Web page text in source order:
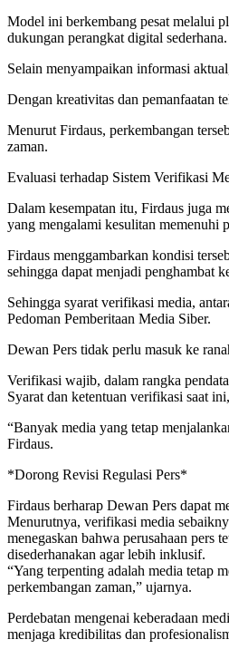
Model ini berkembang pesat melalui
dukungan perangkat digital sederhana.
Selain menyampaikan informasi
Dengan kreativitas dan pemanfaatan
Menurut Firdaus, perkembangan
zaman.
Evaluasi terhadap Sistem Verifikasi
Dalam kesempatan itu, Firdaus juga
yang mengalami kesulitan memenuhi
Firdaus menggambarkan kondisi
sehingga dapat menjadi penghambat
Sehingga syarat verifikasi media,
Pedoman Pemberitaan Media Siber.
Dewan Pers tidak perlu masuk ke
Verifikasi wajib, dalam rangka
Syarat dan ketentuan verifikasi saat
“Banyak media yang tetap
Firdaus.
*Dorong Revisi Regulasi Pers*
Firdaus berharap Dewan Pers dapat
Menurutnya, verifikasi media
menegaskan bahwa perusahaan pers
disederhanakan agar lebih inklusif.
“Yang terpenting adalah media tetap
perkembangan zaman,” ujarnya.
Perdebatan mengenai keberadaan
menjaga kredibilitas dan